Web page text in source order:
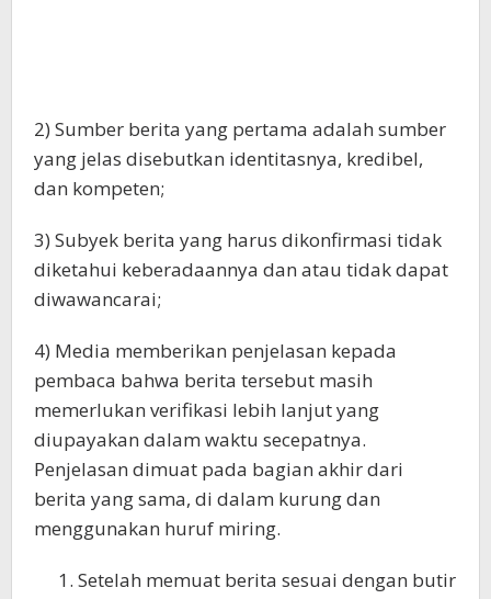
2) Sumber berita yang pertama adalah sumber
yang jelas disebutkan identitasnya, kredibel,
dan kompeten;
3) Subyek berita yang harus dikonfirmasi tidak
diketahui keberadaannya dan atau tidak dapat
diwawancarai;
4) Media memberikan penjelasan kepada
pembaca bahwa berita tersebut masih
memerlukan verifikasi lebih lanjut yang
diupayakan dalam waktu secepatnya.
Penjelasan dimuat pada bagian akhir dari
berita yang sama, di dalam kurung dan
menggunakan huruf miring.
Setelah memuat berita sesuai dengan butir